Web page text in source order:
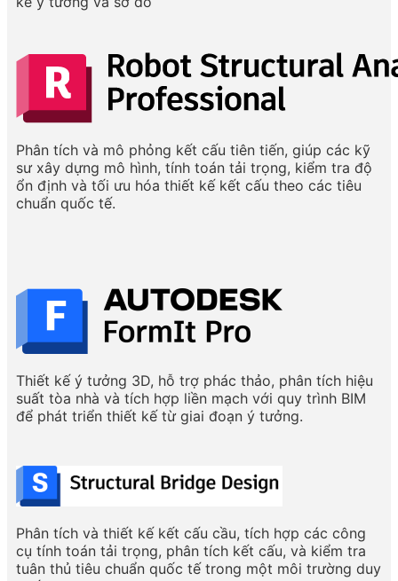
Phân tích và mô phỏng kết cấu tiên tiến, giúp các kỹ
sư xây dựng mô hình, tính toán tải trọng, kiểm tra độ
ổn định và tối ưu hóa thiết kế kết cấu theo các tiêu
chuẩn quốc tế.
Thiết kế ý tưởng 3D, hỗ trợ phác thảo, phân tích hiệu
suất tòa nhà và tích hợp liền mạch với quy trình BIM
để phát triển thiết kế từ giai đoạn ý tưởng.
Phân tích và thiết kế kết cấu cầu, tích hợp các công
cụ tính toán tải trọng, phân tích kết cấu, và kiểm tra
tuân thủ tiêu chuẩn quốc tế trong một môi trường duy